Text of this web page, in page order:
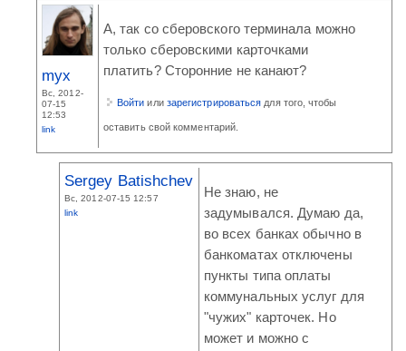
myx
Вс, 2012-
07-15
12:53
link
А, так со сберовского терминала можно
только сберовскими карточками
платить? Сторонние не канают?
Войти или зарегистрироваться для того, чтобы
оставить свой комментарий.
Sergey Batishchev
Вс, 2012-07-15 12:57
link
Не знаю, не
задумывался. Думаю да,
во всех банках обычно в
банкоматах отключены
пункты типа оплаты
коммунальных услуг для
"чужих" карточек. Но
может и можно с